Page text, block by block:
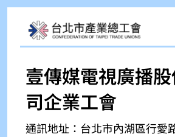
壹傳媒電視廣播
司企業工會
通訊地址： 台北市內湖區行愛